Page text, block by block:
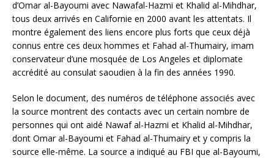
d’Omar al-Bayoumi avec Nawafal-Hazmi et Khalid al-Mihdhar,
tous deux arrivés en Californie en 2000 avant les attentats. Il
montre également des liens encore plus forts que ceux déjà
connus entre ces deux hommes et Fahad al-Thumairy, imam
conservateur d’une mosquée de Los Angeles et diplomate
accrédité au consulat saoudien à la fin des années 1990.
Selon le document, des numéros de téléphone associés avec
la source montrent des contacts avec un certain nombre de
personnes qui ont aidé Nawaf al-Hazmi et Khalid al-Mihdhar,
dont Omar al-Bayoumi et Fahad al-Thumairy et y compris la
source elle-même. La source a indiqué au FBI que al-Bayoumi,